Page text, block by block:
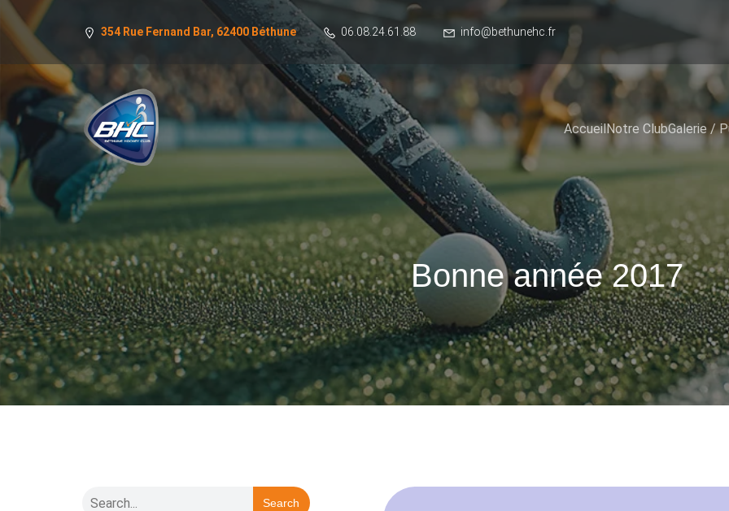
354 Rue Fernand Bar, 62400 Béthune 06.08.24.61.88 info@bethunehc.fr
AccueilNotre ClubGalerie /
Bonne année 2017
Search